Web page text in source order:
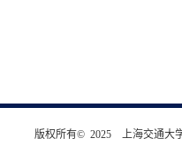
版权所有© 2025 上海交通大